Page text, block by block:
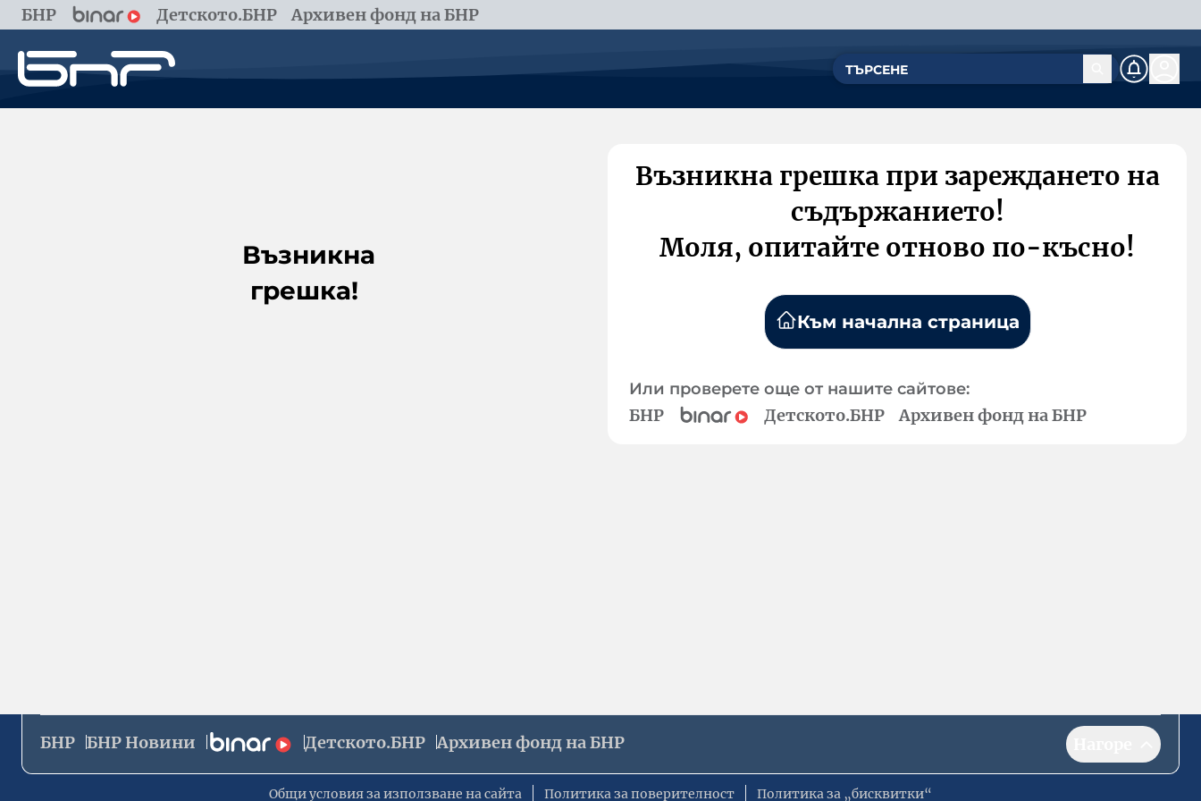
БНР Детското.БНР Архивен фонд на БНР
Възникна
грешка!
Възникна грешка при зареждането на
съдържанието!
Моля, опитайте отново по-късно!
Към начална страница
Или проверете още от нашите сайтове:
БНР Детското.БНР Архивен фонд на БНР
БНР БНР Новини Детското.БНР Архивен фонд на БНР
Общи условия за използване на сайта Политика за поверителност Политика за „бисквитки“